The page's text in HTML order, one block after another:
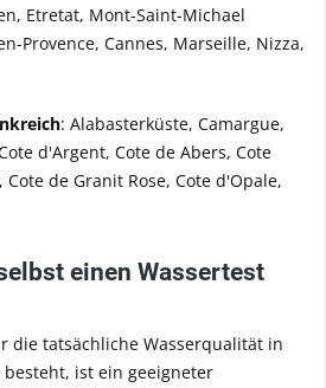
Etretat, Mont-Saint-Michael
Provence, Cannes, Marseille, Nizza,
: Alabasterküste, Camargue,
d'Argent, Cote de Abers, Cote
de Granit Rose, Cote d'Opale,
einen Wassertest
die tatsächliche Wasserqualität in
ist ein geeigneter